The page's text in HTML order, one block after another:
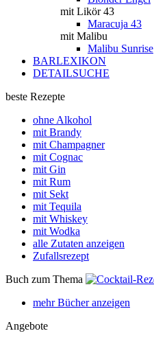
mit Likör 43
Maracuja 43
mit Malibu
Malibu Sunrise
BARLEXIKON
DETAILSUCHE
beste Rezepte
ohne Alkohol
mit Brandy
mit Champagner
mit Cognac
mit Gin
mit Rum
mit Sekt
mit Tequila
mit Whiskey
mit Wodka
alle Zutaten anzeigen
Zufallsrezept
Buch zum Thema
mehr Bücher anzeigen
Angebote